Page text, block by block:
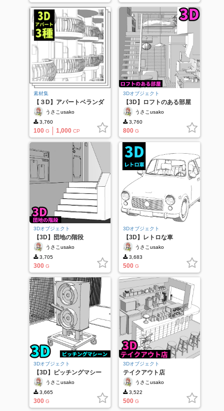
素材集
【３D】アパートベランダ
集
うさこusako
3,760
100 G 1,000 CP
3Dオブジェクト
【3D】ロフトのある部屋
うさこusako
3,760
800 G
3Dオブジェクト
【3D】団地の階段
うさこusako
3,705
300 G
3Dオブジェクト
【3D】レトロな車
うさこusako
3,683
500 G
3Dオブジェクト
【3D】ピッチングマシー
ン
うさこusako
3,665
300 G
3Dオブジェクト
テイクアウト店
うさこusako
3,522
500 G